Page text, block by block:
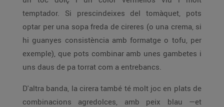
temptador. Si prescindeixes del tomàquet, pots
optar per una sopa freda de cireres (o una crema, si
hi guanyes consistència amb formatge o tofu, per
exemple), que pots combinar amb unes gambetes i
uns daus de pa torrat com a entrebancs.
D'altra banda, la cirera també té molt joc en plats de
combinacions agredolces, amb peix blau —et